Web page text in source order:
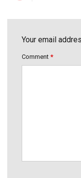
Your email
Comment *